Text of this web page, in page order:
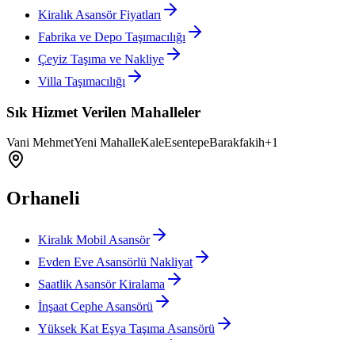
Kiralık Asansör Fiyatları
Fabrika ve Depo Taşımacılığı
Çeyiz Taşıma ve Nakliye
Villa Taşımacılığı
Sık Hizmet Verilen Mahalleler
Vani MehmetYeni MahalleKaleEsentepeBarakfakih+1
Orhaneli
Kiralık Mobil Asansör
Evden Eve Asansörlü Nakliyat
Saatlik Asansör Kiralama
İnşaat Cephe Asansörü
Yüksek Kat Eşya Taşıma Asansörü